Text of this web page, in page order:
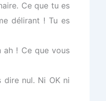
Ce que tu es
délirant ! Tu es
ah ! Ce que vous
dire nul. Ni OK ni